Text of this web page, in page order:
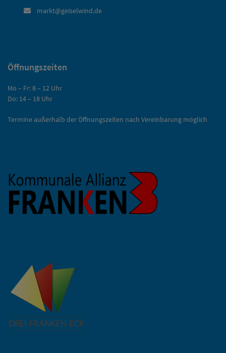
markt@geiselwind.de
Öffnungszeiten
Mo – Fr: 8 – 12 Uhr
Do: 14 – 18 Uhr
Termine außerhalb der Öffnungszeiten nach Vereinbarung möglich